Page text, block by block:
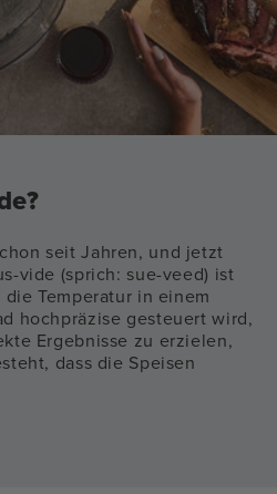
seit Jahren, und jetzt
vide (sprich: sue-veed) ist
Temperatur in einem
hochpräzise gesteuert wird,
Ergebnisse zu erzielen,
dass die Speisen